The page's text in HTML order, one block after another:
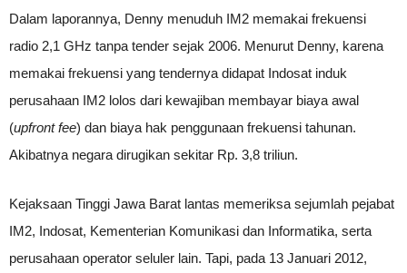
Dalam laporannya, Denny menuduh IM2 memakai frekuensi
radio 2,1 GHz tanpa tender sejak 2006. Menurut Denny, karena
memakai frekuensi yang tendernya didapat Indosat induk
perusahaan IM2 lolos dari kewajiban membayar biaya awal
(upfront fee) dan biaya hak penggunaan frekuensi tahunan.
Akibatnya negara dirugikan sekitar Rp. 3,8 triliun.
Kejaksaan Tinggi Jawa Barat lantas memeriksa sejumlah pejabat
IM2, Indosat, Kementerian Komunikasi dan Informatika, serta
perusahaan operator seluler lain. Tapi, pada 13 Januari 2012,